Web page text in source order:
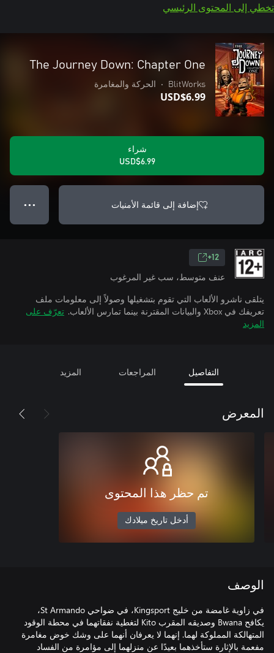
تخطي إلى المحتوى الرئيسي
The Journey Down: Chapter One
BlitWorks
• الحركة والمغامرة
USD$6.99
شراء
USD$6.99
إضافة إلى قائمة الأمنيات ● ● ●
12+
عنف متوسط، سب غير المرغوب
يتلقى ناشرو الألعاب التي تقوم بتشغيلها وصولاً إلى معلومات ملف
تعريفك في Xbox والبيانات المقترنة بينما تمارس الألعاب.
تعرّف على
المزيد
التفاصيل المراجعات المزيد
المعرض
تم حظر هذا المحتوى
أدخل تاريخ ميلادك
الوصف
في زاوية غامضة من خليج Kingsport، في ضواحي St Armando،
يكافح Bwana وصديقه المقرب Kito لتغطية نفقاتهما في محطة الوقود
المتهالكة المملوكة لهما. إنهما لا يعرفان أنهما على وشك خوض مغامرة
مفعمة بالإثارة ستأخذهما بعيدًا عن منزلهما إلى مؤامرة من الفساد